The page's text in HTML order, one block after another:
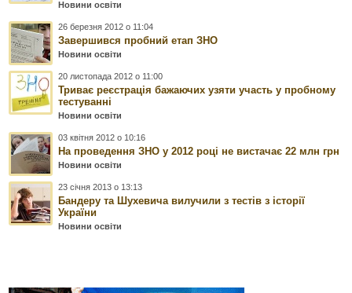
Новини освіти
26 березня 2012 о 11:04
Завершився пробний етап ЗНО
Новини освіти
20 листопада 2012 о 11:00
Триває реєстрація бажаючих узяти участь у пробному
тестуванні
Новини освіти
03 квітня 2012 о 10:16
На проведення ЗНО у 2012 році не вистачає 22 млн грн
Новини освіти
23 січня 2013 о 13:13
Бандеру та Шухевича вилучили з тестів з історії
України
Новини освіти